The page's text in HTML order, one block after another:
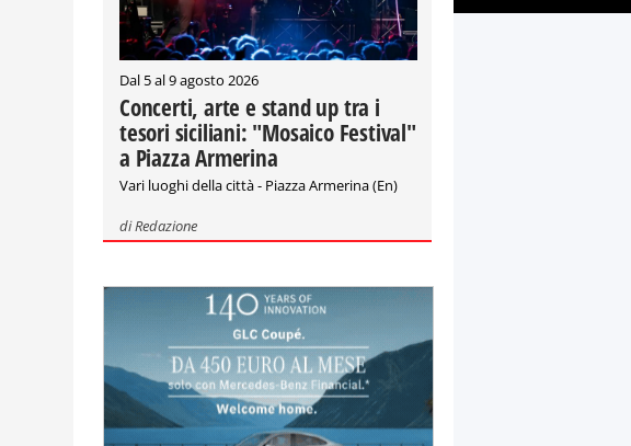
Dal 5 al 9 agosto 2026
Concerti, arte e stand up tra i
tesori siciliani: "Mosaico Festival"
a Piazza Armerina
Vari luoghi della città - Piazza Armerina (En)
diRedazione